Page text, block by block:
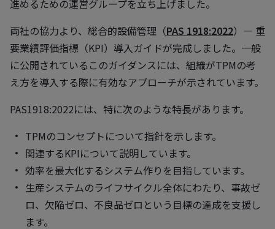
進めるための運営グループを立ち上げました。
両社の協力より、総合的設備管理（PAS 1918:2022）― 重
要業績評価指標（KPI）導入ガイドが完成しました。一般
に公開されているこのガイダンスには、組織がTPMの考
え方を導入する際に有効なアプローチが示されています。
PAS1918:2022には、特に次のような特長があります。
TPMのコンセプトについて指針を示します。
関連するKPIについて説明しています。
効率を最大化するシステム作りを目指しています。
生産システムのライフサイクル全体にわたり、事故ゼ
ロ、欠陥ゼロ、不良品ゼロという目標の達成を支援し
ます。